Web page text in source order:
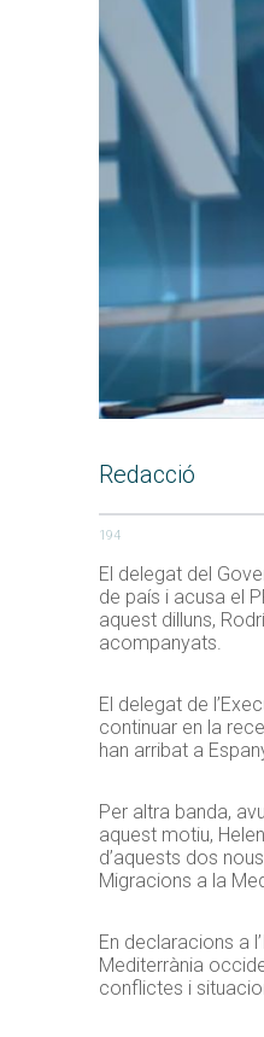
Redacció
194
El delegat del
de país i acusa el
aquest dilluns,
acompanyats.
El delegat de
continuar en la
han arribat a
Per altra banda,
aquest motiu,
d’aquests dos
Migracions a la
En declaracions a
Mediterrània
conflictes i